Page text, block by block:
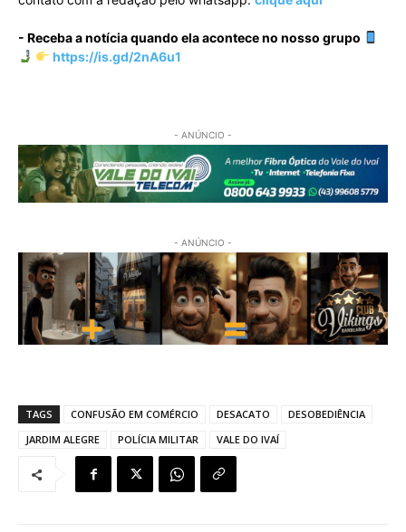
- Receba a notícia quando ela acontece no nosso grupo
https://is.gd/2nA6u1
- ANÚNCIO -
- ANÚNCIO -
TAGS CONFUSÃO EM COMÉRCIO DESACATO
DESOBEDIÊNCIA
JARDIM ALEGRE
POLÍCIA MILITAR VALE DO IVAÍ